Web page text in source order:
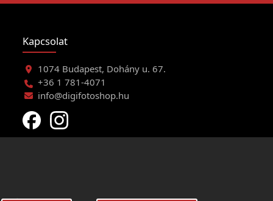
Kapcsolat
1074 Budapest, Dohány u. 67.
+36 1 781-4071
info@digifotoshop.hu